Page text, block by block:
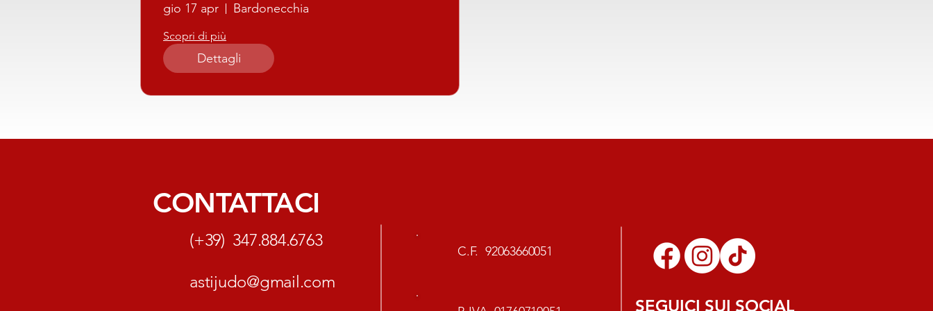
gio 17 apr Bardonecchia
Scopri di più
Dettagli
CONTATTACI
(+39) 347.884.6763
astijudo@gmail.com
C.F. 92063660051
SEGUICI SUI SOCIAL